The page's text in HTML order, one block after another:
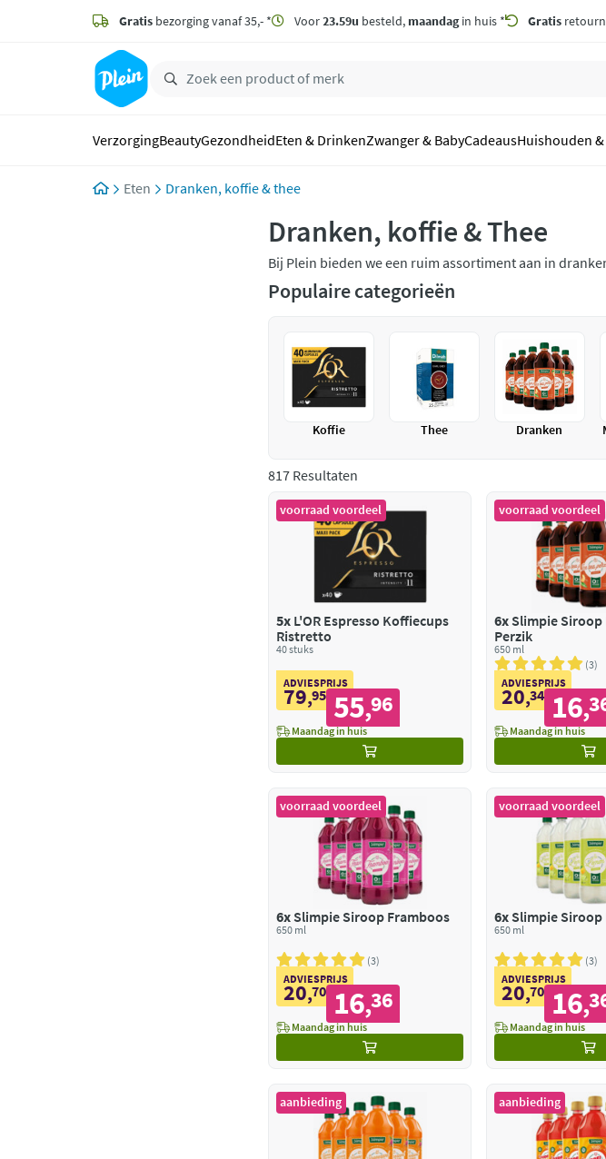
zoeken
hoofdinhoud
Gratis bezorging vanaf 35,- * Voor23.59u besteld, maandagin huis * Gratis
VerzorgingBeautyGezondheidEten & DrinkenZwanger & BabyCadeausHuishouden
Eten Dranken, koffie & thee
Dranken, koffie & Thee
Bij Plein bieden we een ruim assortiment aan in
drinken, suikervrij drinken en glutenvrije drank. Pak
categorie. Denk aan bekende merken als, Jacob Hooy,
Populaire categorieën
Koffie Thee Dranken
817 Resultaten
voorraad voordeel
5xL'OR Espresso Koffiecups
Ristretto
40 stuks
ADVIESPRIJS
79,95 55,96
Maandag in huis
voorraad voordeel
6x Slimpie Siroop
Perzik
650 ml
3
ADVIESPRIJS
20,34 16,
Maandag in huis
voorraad voordeel
6xSlimpie Siroop Framboos
650 ml
3
ADVIESPRIJS
20,70 16,36
Maandag in huis
voorraad voordeel
6x Slimpie Siroop
650 ml
3
ADVIESPRIJS
20,70 16,
Maandag in huis
aanbieding aanbieding